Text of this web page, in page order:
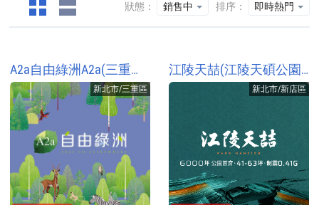
狀態： 銷售中 排序： 即時熱門
A2a自由綠洲A2a(三重水岸城堡/三重水岸迪士尼)
新北市/三重區
江陵天喆(江陵天碩公園特區)
新北市/新店區